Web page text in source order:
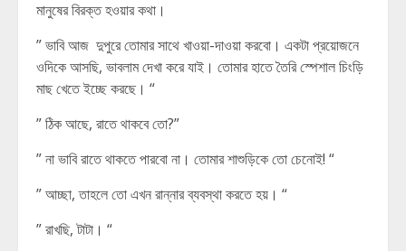
মানুষের বিরক্ত হওয়ার কথা।
” ভাবি আজ দুপুরে তোমার সাথে খাওয়া-দাওয়া করবো। একটা প্রয়োজনে
ওদিকে আসছি, ভাবলাম দেখা করে যাই। তোমার হাতে তৈরি স্পেশাল চিংড়ি
মাছ খেতে ইচ্ছে করছে। “
” ঠিক আছে, রাতে থাকবে তো?”
” না ভাবি রাতে থাকতে পারবো না। তোমার শাশুড়িকে তো চেনোই! “
” আচ্ছা, তাহলে তো এখন রান্নার ব্যবস্থা করতে হয়। “
” রাখছি, টাটা। “